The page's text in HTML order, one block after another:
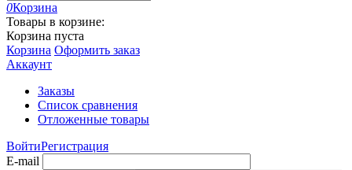
0Корзина
Товары в корзине:
Корзина пуста
Корзина Оформить заказ
Аккаунт
Заказы
Список сравнения
Отложенные товары
ВойтиРегистрация
E-mail